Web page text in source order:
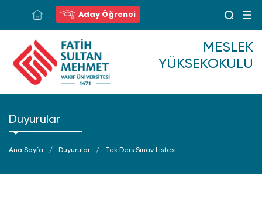
Aday Öğrenci
MESLEK
YÜKSEKOKULU
Duyurular
Ana Sayfa Duyurular Tek Ders Sınav Listesi